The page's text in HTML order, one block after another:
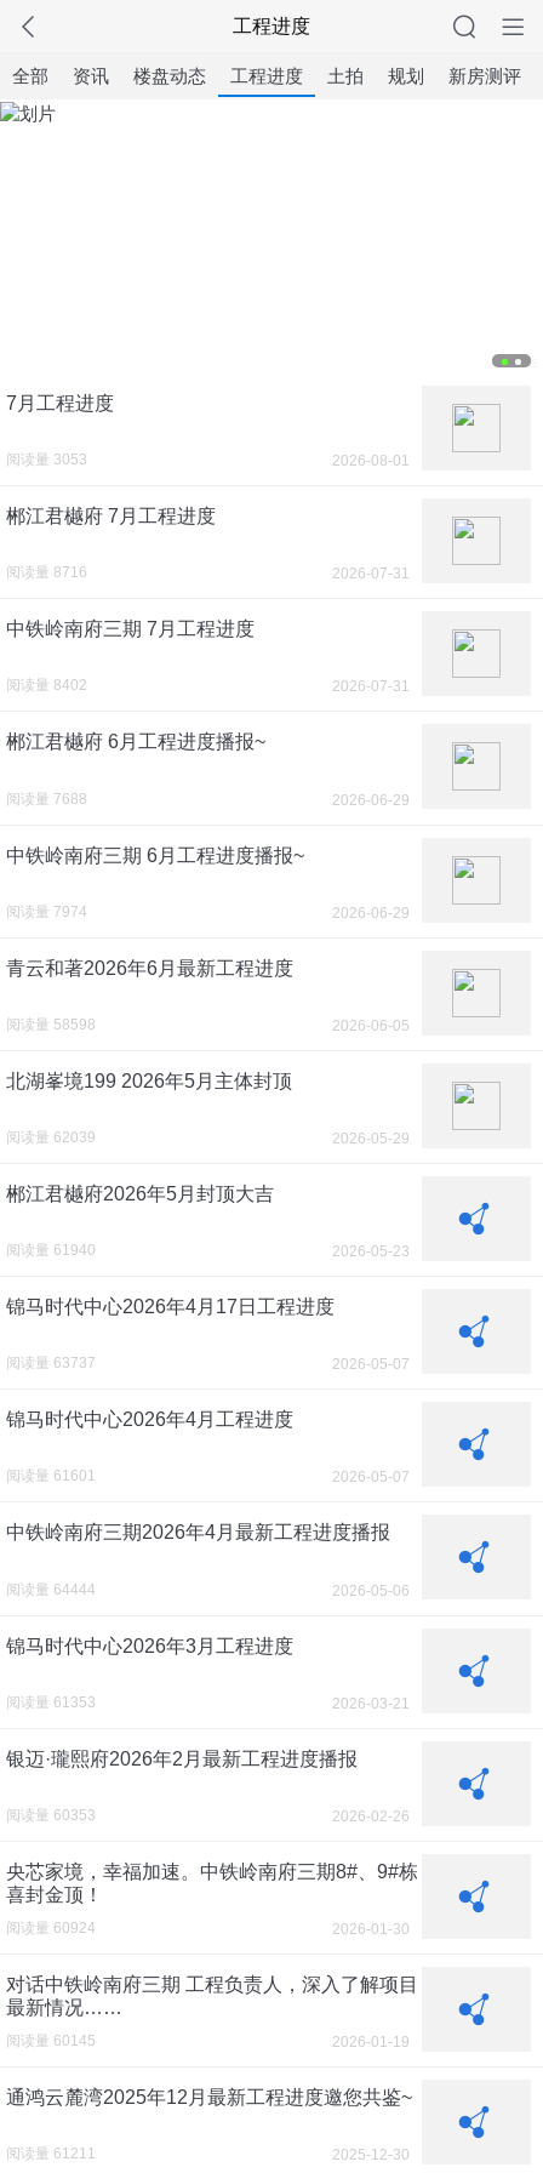
工程进度
全部 资讯 楼盘动态 工程进度 土拍 规划 新房测评
广告
7月工程进度
2026-08-01
阅读量 3053
郴江君樾府 7月工程进度
2026-07-31
阅读量 8716
中铁岭南府三期 7月工程进度
2026-07-31
阅读量 8402
郴江君樾府 6月工程进度播报~
2026-06-29
阅读量 7688
中铁岭南府三期 6月工程进度播报~
2026-06-29
阅读量 7974
青云和著2026年6月最新工程进度
2026-06-05
阅读量 58598
北湖峯境199 2026年5月主体封顶
2026-05-29
阅读量 62039
郴江君樾府2026年5月封顶大吉
2026-05-23
阅读量 61940
锦马时代中心2026年4月17日工程进度
2026-05-07
阅读量 63737
锦马时代中心2026年4月工程进度
2026-05-07
阅读量 61601
中铁岭南府三期2026年4月最新工程进度播报
2026-05-06
阅读量 64444
锦马时代中心2026年3月工程进度
2026-03-21
阅读量 61353
银迈·瓏熙府2026年2月最新工程进度播报
2026-02-26
阅读量 60353
央芯家境，幸福加速。中铁岭南府三期8#、9#栋
喜封金顶！
2026-01-30
阅读量 60924
对话中铁岭南府三期 工程负责人，深入了解项目
最新情况……
2026-01-19
阅读量 60145
通鸿云麓湾2025年12月最新工程进度邀您共鉴~
2025-12-30
阅读量 61211